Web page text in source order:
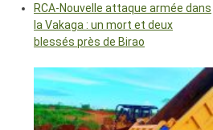
RCA-Nouvelle attaque armée dans
la Vakaga : un mort et deux
blessés près de Birao